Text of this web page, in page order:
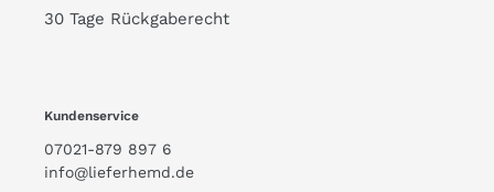
30 Tage Rückgaberecht
Kundenservice
07021-879 897 6
info@lieferhemd.de